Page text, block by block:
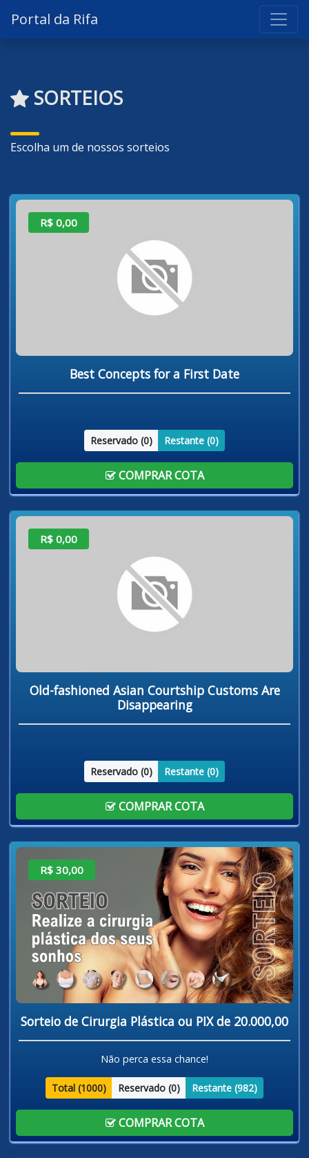
Portal da Rifa
SORTEIOS
Escolha um de nossos sorteios
R$ 0,00
Best Concepts for a First Date
Reservado (0) Restante (0)
COMPRAR COTA
R$ 0,00
Old-fashioned Asian Courtship Customs Are
Disappearing
Reservado (0) Restante (0)
COMPRAR COTA
R$ 30,00
Sorteio de Cirurgia Plástica ou PIX de 20.000,00
Não perca essa chance!
Total (1000) Reservado (0) Restante (982)
COMPRAR COTA